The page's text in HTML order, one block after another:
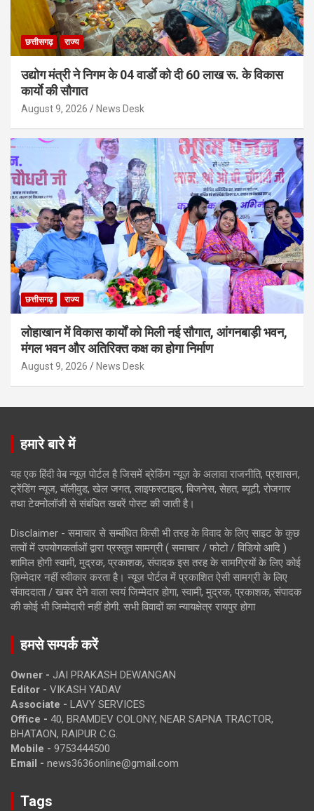
छत्तीसगढ़ राज्य
उद्योग मंत्री ने निगम के 04 वार्डाे को दी 60 लाख रू. के विकास
कार्याे की सौगात
August 9, 2026 News Desk
छत्तीसगढ़ राज्य
लोहाखान में विकास कार्यों को मिली नई सौगात, आंगनबाड़ी भवन,
मंगल भवन और अतिरिक्त कक्ष का होगा निर्माण
August 9, 2026 News Desk
हमारे बारे में
यह एक हिंदी वेब न्यूज़ पोर्टल है जिसमें ब्रेकिंग न्यूज़ के अलावा राजनीति, प्रशासन,
ट्रेंडिंग न्यूज, बॉलीवुड, खेल जगत, लाइफस्टाइल, बिजनेस, सेहत, ब्यूटी, रोजगार
तथा टेक्नोलॉजी से संबंधित खबरें पोस्ट की जाती है।
Disclaimer - समाचार से सम्बंधित किसी भी तरह के विवाद के लिए साइट के कुछ
तत्वों में उपयोगकर्ताओं द्वारा प्रस्तुत सामग्री ( समाचार / फोटो / विडियो आदि )
शामिल होगी स्वामी, मुद्रक, प्रकाशक, संपादक इस तरह के सामग्रियों के लिए कोई
ज़िम्मेदार नहीं स्वीकार करता है। न्यूज़ पोर्टल में प्रकाशित ऐसी सामग्री के लिए
संवाददाता / खबर देने वाला स्वयं जिम्मेदार होगा, स्वामी, मुद्रक, प्रकाशक, संपादक
की कोई भी जिम्मेदारी नहीं होगी. सभी विवादों का न्यायक्षेत्र रायपुर होगा
हमसे सम्पर्क करें
Owner - JAI PRAKASH DEWANGAN
Editor - VIKASH YADAV
Associate - LAVY SERVICES
Office - 40, BRAMDEV COLONY, NEAR SAPNA TRACTOR,
BHATAON, RAIPUR C.G.
Mobile - 9753444500
Email - news3636online@gmail.com
Tags